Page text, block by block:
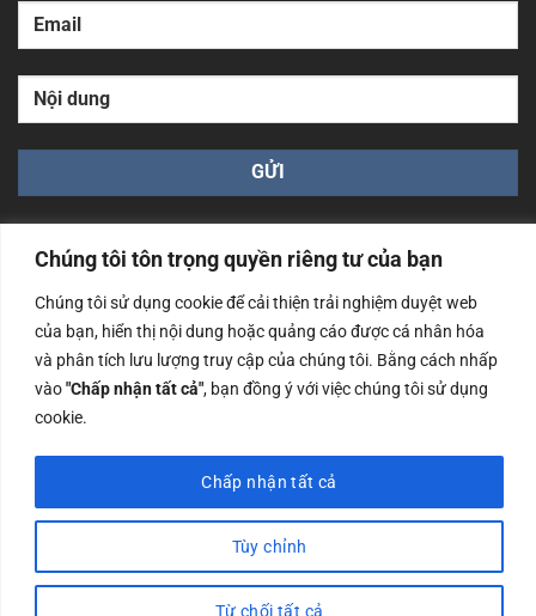
Chúng tôi tôn trọng quyền riêng tư của bạn
Chúng tôi sử dụng cookie để cải thiện trải nghiệm duyệt web
của bạn, hiển thị nội dung hoặc quảng cáo được cá nhân hóa
và phân tích lưu lượng truy cập của chúng tôi. Bằng cách nhấp
vào"Chấp nhận tất cả", bạn đồng ý với việc chúng tôi sử dụng
cookie.
Tùy chỉnh
Từ chối tất cả
Chấp nhận tất cả
Công ty TNHH Nam Bình Xương - Số ĐKKD: 0108783483
cấp ngày 14/06/2019 bởi Sở Kế Hoạch và Đầu Tư Tp. Hà
Nội
Copyrights @2023 Nam Binh Xuong. All Rights Reserved